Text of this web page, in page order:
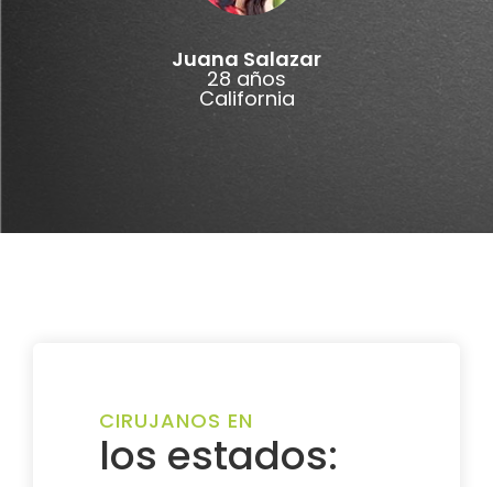
Juana Salazar
28 años
California
CIRUJANOS EN
los estados: